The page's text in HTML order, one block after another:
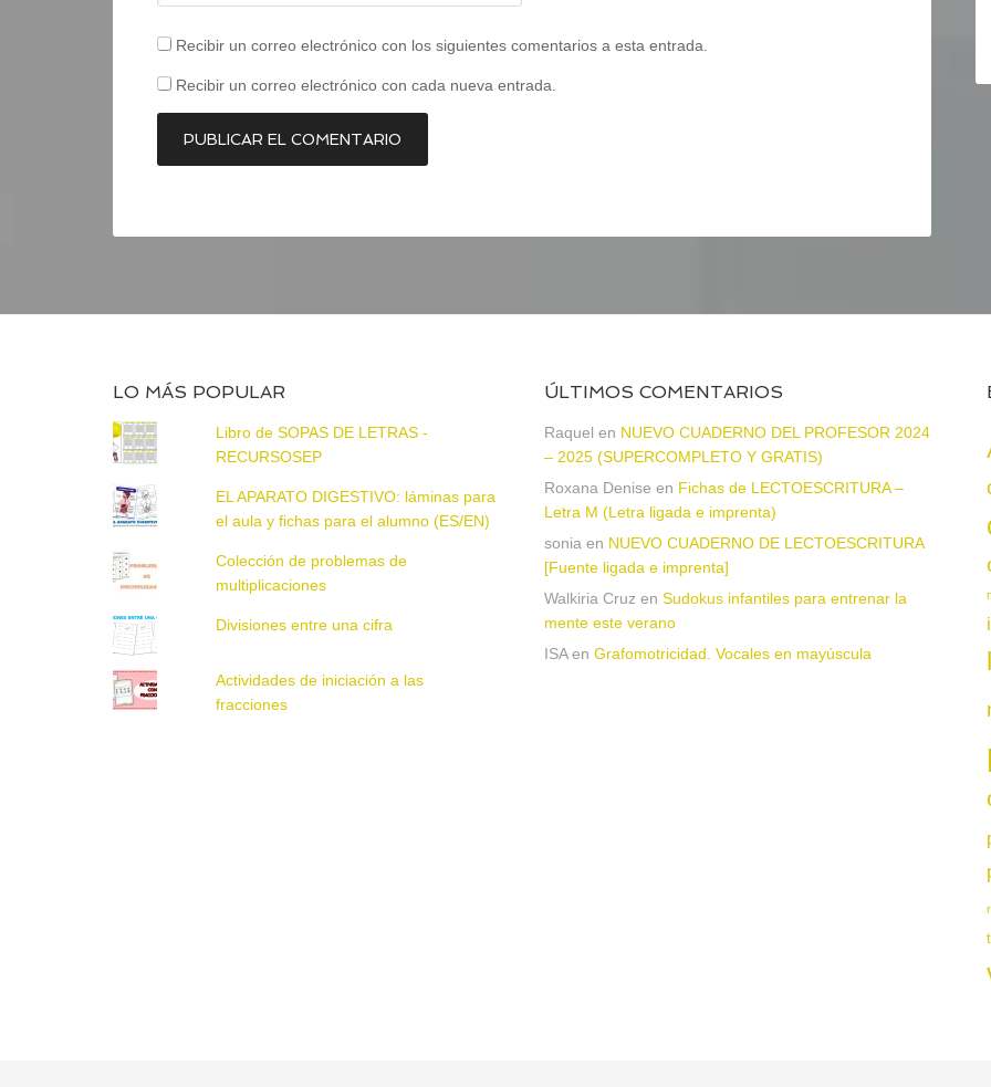
Recibir un correo electrónico con los siguientes comentarios a esta entrada.
Recibir un correo electrónico con cada nueva entrada.
LO MÁS POPULAR
Libro de SOPAS DE LETRAS -
RECURSOSEP
EL APARATO DIGESTIVO: láminas para
el aula y fichas para el alumno (ES/EN)
Colección de problemas de
multiplicaciones
Divisiones entre una cifra
Actividades de iniciación a las
fracciones
ÚLTIMOS COMENTARIOS
Raquel en NUEVO CUADERNO DEL PROFESOR 2024
– 2025 (SUPERCOMPLETO Y GRATIS)
Roxana Denise en Fichas de LECTOESCRITURA –
Letra M (Letra ligada e imprenta)
sonia en NUEVO CUADERNO DE LECTOESCRITURA
[Fuente ligada e imprenta]
Walkiria Cruz en Sudokus infantiles para entrenar la
mente este verano
ISAen Grafomotricidad. Vocales en mayúscula